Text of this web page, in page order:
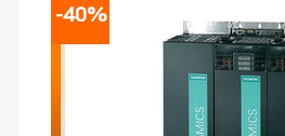
-40%